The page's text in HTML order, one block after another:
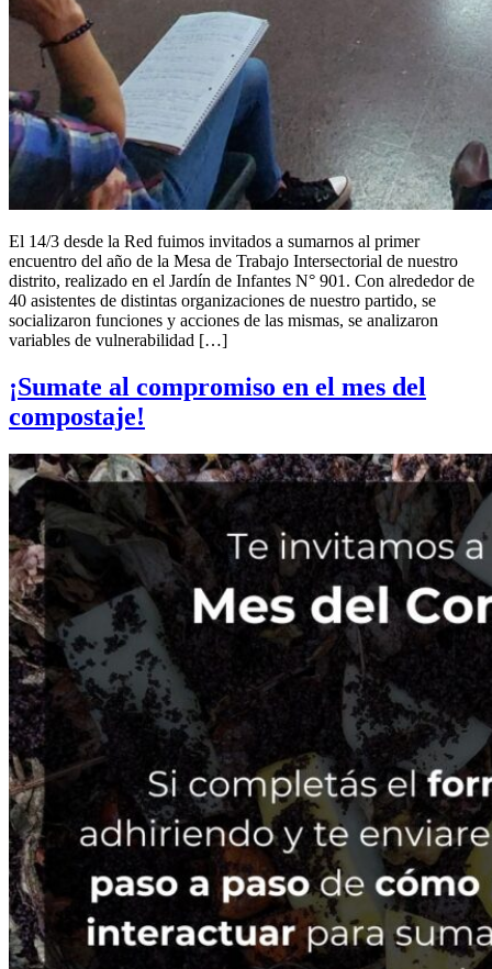
El 14/3 desde la Red fuimos invitados a sumarnos al primer
encuentro del año de la Mesa de Trabajo Intersectorial de nuestro
distrito, realizado en el Jardín de Infantes N° 901. Con alrededor de
40 asistentes de distintas organizaciones de nuestro partido, se
socializaron funciones y acciones de las mismas, se analizaron
variables de vulnerabilidad […]
¡Sumate al compromiso en el mes del
compostaje!